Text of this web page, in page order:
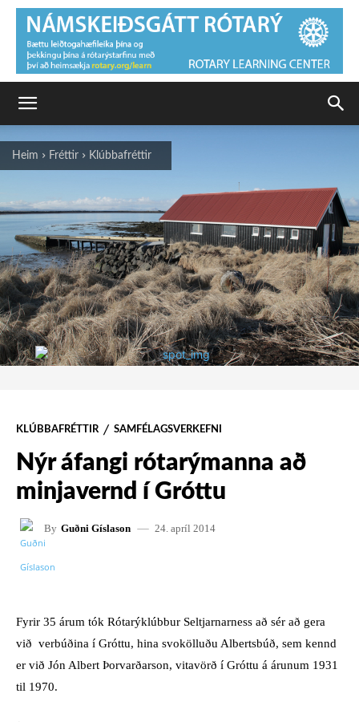
Heim Fréttir Klúbbafréttir
KLÚBBAFRÉTTIR SAMFÉLAGSVERKEFNI
Nýr áfangi rótarýmanna að
minjavernd í Gróttu
By Guðni Gíslason 24. apríl 2014
FACEBOOK
Fyrir 35 árum tók Rótarýklúbbur Seltjarnarness að sér að gera
við verbúðina í Gróttu, hina svokölluðu Albertsbúð, sem kennd
er við Jón Albert Þorvarðarson, vitavörð í Gróttu á árunum 1931
til 1970.